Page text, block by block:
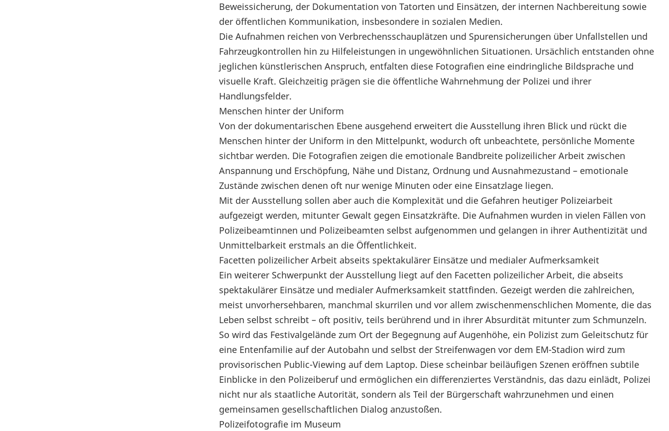
Beweissicherung, der Dokumentation von Tatorten und Einsätzen, der internen Nachbereitung sowie
der öffentlichen Kommunikation, insbesondere in sozialen Medien.
Die Aufnahmen reichen von Verbrechensschauplätzen und Spurensicherungen über Unfallstellen und
Fahrzeugkontrollen hin zu Hilfeleistungen in ungewöhnlichen Situationen. Ursächlich entstanden ohne
jeglichen künstlerischen Anspruch, entfalten diese Fotografien eine eindringliche Bildsprache und
visuelle Kraft. Gleichzeitig prägen sie die öffentliche Wahrnehmung der Polizei und ihrer
Handlungsfelder.
Menschen hinter der Uniform
Von der dokumentarischen Ebene ausgehend erweitert die Ausstellung ihren Blick und rückt die
Menschen hinter der Uniform in den Mittelpunkt, wodurch oft unbeachtete, persönliche Momente
sichtbar werden. Die Fotografien zeigen die emotionale Bandbreite polizeilicher Arbeit zwischen
Anspannung und Erschöpfung, Nähe und Distanz, Ordnung und Ausnahmezustand – emotionale
Zustände zwischen denen oft nur wenige Minuten oder eine Einsatzlage liegen.
Mit der Ausstellung sollen aber auch die Komplexität und die Gefahren heutiger Polizeiarbeit
aufgezeigt werden, mitunter Gewalt gegen Einsatzkräfte. Die Aufnahmen wurden in vielen Fällen von
Polizeibeamtinnen und Polizeibeamten selbst aufgenommen und gelangen in ihrer Authentizität und
Unmittelbarkeit erstmals an die Öffentlichkeit.
Facetten polizeilicher Arbeit abseits spektakulärer Einsätze und medialer Aufmerksamkeit
Ein weiterer Schwerpunkt der Ausstellung liegt auf den Facetten polizeilicher Arbeit, die abseits
spektakulärer Einsätze und medialer Aufmerksamkeit stattfinden. Gezeigt werden die zahlreichen,
meist unvorhersehbaren, manchmal skurrilen und vor allem zwischenmenschlichen Momente, die das
Leben selbst schreibt – oft positiv, teils berührend und in ihrer Absurdität mitunter zum Schmunzeln.
So wird das Festivalgelände zum Ort der Begegnung auf Augenhöhe, ein Polizist zum Geleitschutz für
eine Entenfamilie auf der Autobahn und selbst der Streifenwagen vor dem EM-Stadion wird zum
provisorischen Public-Viewing auf dem Laptop. Diese scheinbar beiläufigen Szenen eröffnen subtile
Einblicke in den Polizeiberuf und ermöglichen ein differenziertes Verständnis, das dazu einlädt, Polizei
nicht nur als staatliche Autorität, sondern als Teil der Bürgerschaft wahrzunehmen und einen
gemeinsamen gesellschaftlichen Dialog anzustoßen.
Polizeifotografie im Museum